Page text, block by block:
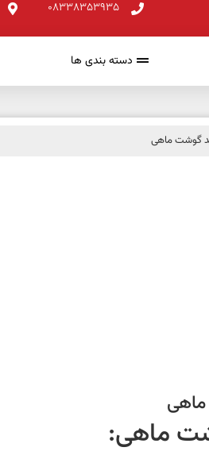
08338353935
دسته بندی ها
گوشت ماهی
ماهی: